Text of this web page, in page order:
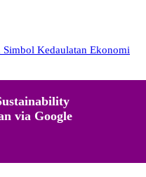
Simbol Kedaulatan Ekonomi
via Google